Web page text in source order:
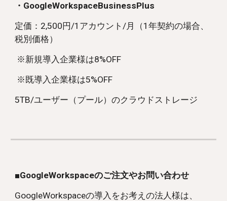
・GoogleWorkspaceBusinessPlus
定価：2,500円/1アカウント/月
（1年契約の場合、
税別価格）
※新規導入企業様は8%OFF
※既導入企業様は5%OFF
5TB/ユーザー（プール）のクラウドストレージ
■GoogleWorkspaceのご注文やお問い合わせ
GoogleWorkspaceの導入をお考えの法人様は、